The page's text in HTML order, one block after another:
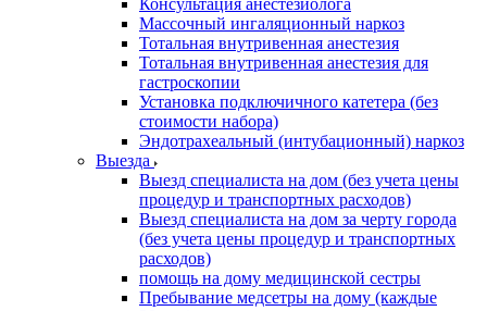
Консультация анестезиолога
Массочный ингаляционный наркоз
Тотальная внутривенная анестезия
Тотальная внутривенная анестезия для
гастроскопии
Установка подключичного катетера (без
стоимости набора)
Эндотрахеальный (интубационный) наркоз
Выезда
Выезд специалиста на дом (без учета цены
процедур и транспортных расходов)
Выезд специалиста на дом за черту города
(без учета цены процедур и транспортных
расходов)
помощь на дому медицинской сестры
Пребывание медсетры на дому (каждые